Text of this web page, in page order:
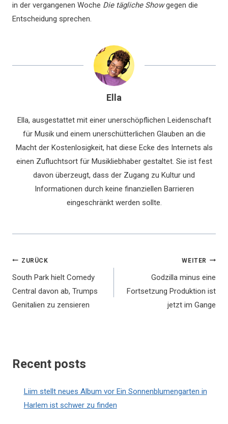
in der vergangenen Woche Die tägliche Showgegen die
Entscheidung sprechen.
Ella
Ella, ausgestattet mit einer unerschöpflichen Leidenschaft
für Musik und einem unerschütterlichen Glauben an die
Macht der Kostenlosigkeit, hat diese Ecke des Internets als
einen Zufluchtsort für Musikliebhaber gestaltet. Sie ist fest
davon überzeugt, dass der Zugang zu Kultur und
Informationen durch keine finanziellen Barrieren
eingeschränkt werden sollte.
Beitragsnavigation
ZURÜCK
South Park hielt Comedy
Central davon ab, Trumps
Genitalien zu zensieren
WEITER
Godzilla minus eine
Fortsetzung Produktion ist
jetzt im Gange
Recent posts
Liim stellt neues Album vor Ein Sonnenblumengarten in
Harlem ist schwer zu finden